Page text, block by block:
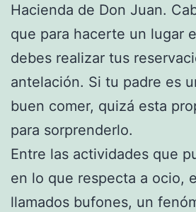
Hacienda de Don Juan.
que para hacerte un lugar
debes realizar tus
antelación. Si tu padre es
buen comer, quizá esta
para sorprenderlo.
Entre las actividades que
en lo que respecta a ocio,
llamados bufones, un